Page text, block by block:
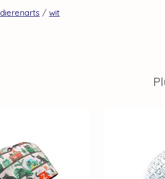
dierenarts / wit